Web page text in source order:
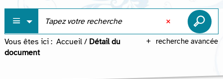
recherche avancée
Vous êtes ici : Accueil / Détail du
document